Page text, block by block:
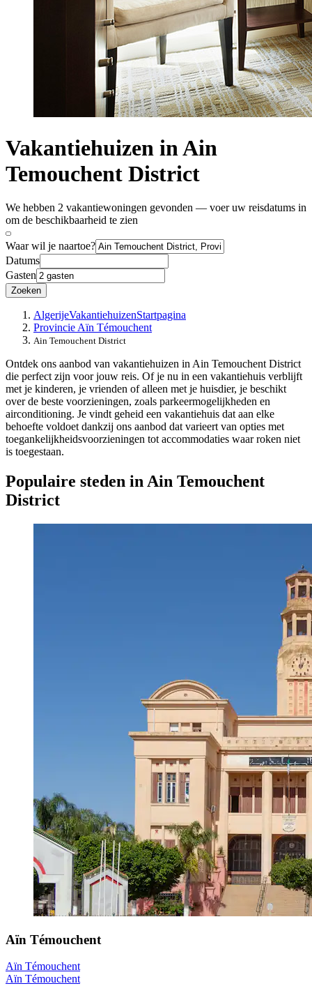
Vakantiehuizen in Ain
Temouchent District
We hebben 2 vakantiewoningen gevonden — voer uw reisdatums in
om de beschikbaarheid te zien
Waar wil je naartoe?
Datums
Gasten
Zoeken
AlgerijeVakantiehuizenStartpagina
Provincie Aïn Témouchent
Ain Temouchent District
Ontdek ons aanbod van vakantiehuizen in Ain Temouchent District
die perfect zijn voor jouw reis. Of je nu in een vakantiehuis verblijft
met je kinderen, je vrienden of alleen met je huisdier, je beschikt
over de beste voorzieningen, zoals parkeermogelijkheden en
airconditioning. Je vindt geheid een vakantiehuis dat aan elke
behoefte voldoet dankzij ons aanbod dat varieert van opties met
toegankelijkheidsvoorzieningen tot accommodaties waar roken niet
is toegestaan.
Populaire steden in Ain Temouchent
District
Aïn Témouchent
Aïn Témouchent
Aïn Témouchent